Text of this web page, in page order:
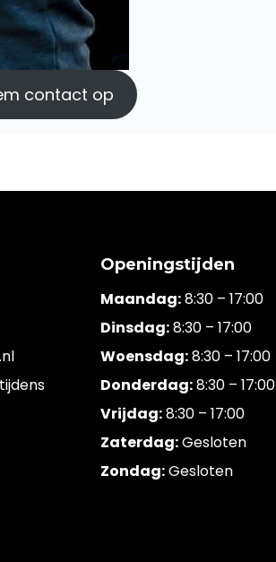
contact op
Openingstijden
Maandag:8:30 – 17:00
Dinsdag:8:30 – 17:00
Woensdag:8:30 – 17:00
Donderdag:8:30 – 17:00
Vrijdag:8:30 – 17:00
Zaterdag:Gesloten
Zondag:Gesloten